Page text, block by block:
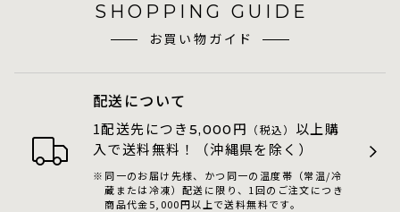
SHOPPING GUIDE
お買い物ガイド
配送について
1配送先につき 5,000 円 （税込） 以上購
入で送料無料！（沖縄県を除く）
同一のお届け先様、かつ同一の温度帯（常温/冷
蔵または冷凍）配送に限り、1回のご注文につき
商品代金5,000円以上で送料無料です。